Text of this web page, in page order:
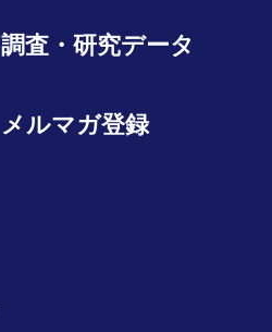
調査・研究データ
メルマガ登録